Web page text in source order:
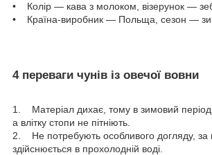
• Колір — кава з молоком, візерунок —
• Країна-виробник — Польща, сезон —
4 переваги чунів із овечої вовни
1. Матеріал дихає, тому в зимовий період
а влітку стопи не пітніють.
2. Не потребують особливого догляду, за
здійснюється в прохолодній воді.